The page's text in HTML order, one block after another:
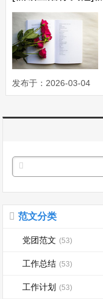
发布于：2026-03-04
范文分类
党团范文 (53)
工作总结 (53)
工作计划 (53)